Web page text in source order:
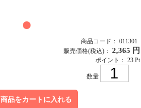
商品コード： 011301
販売価格(税込)： 2,365 円
ポイント： 23 Pt
数量
商品をカートに入れる